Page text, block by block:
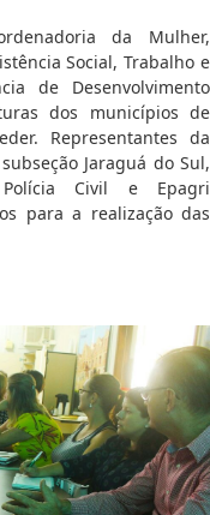
da Mulher,
Social, Trabalho e
de Desenvolvimento
dos municípios de
Representantes da
Jaraguá do Sul,
Civil e Epagri
para a realização das